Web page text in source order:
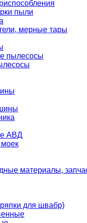
пыли
мерные тары
пылесосы
АВД
материалы,
для швабр)